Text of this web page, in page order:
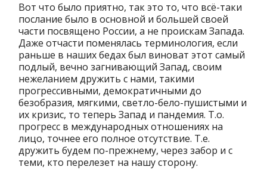
Вот что было приятно, так это то, что всё-таки
послание было в основной и большей своей
части посвящено России, а не проискам Запада.
Даже отчасти поменялась терминология, если
раньше в наших бедах был виноват этот самый
подлый, вечно загнивающий Запад, своим
нежеланием дружить с нами, такими
прогрессивными, демократичными до
безобразия, мягкими, светло-бело-пушистыми и
их кризис, то теперь Запад и пандемия. Т.о.
прогресс в международных отношениях на
лицо, точнее его полное отсутствие. Т.е.
дружить будем по-прежнему, через забор и с
теми, кто перелезет на нашу сторону.